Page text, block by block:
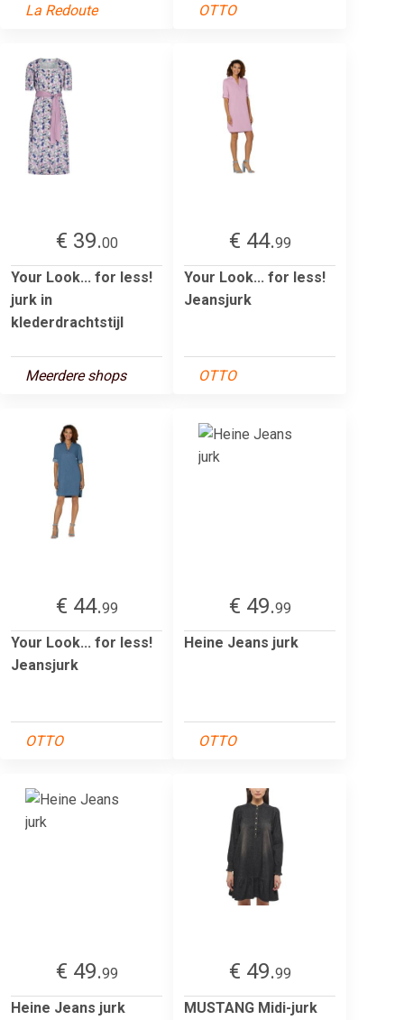
La Redoute OTTO
€ 39.00
Your Look... for less!
jurk in
klederdrachtstijl
Meerdere shops
€ 44.99
Your Look... for less!
Jeansjurk
OTTO
€ 44.99
Your Look... for less!
Jeansjurk
OTTO
€ 49.99
Heine Jeans jurk
OTTO
€ 49.99
Heine Jeans jurk
€ 49.99
MUSTANG Midi-jurk